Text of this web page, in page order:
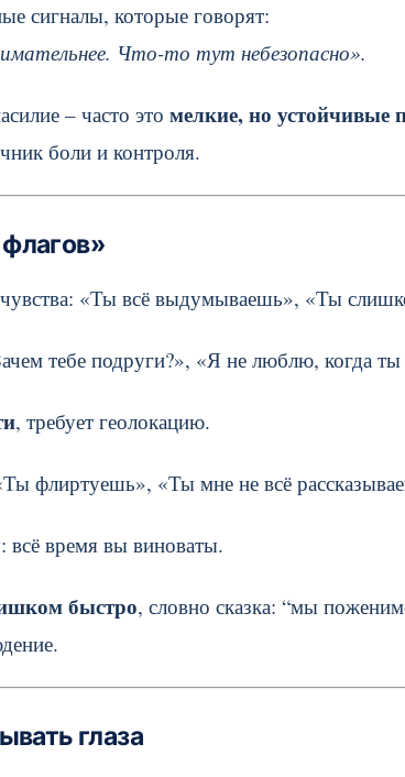
сигналы, которые говорят:
Что-то тут небезопасно».
– часто это мелкие, но устойчивые
боли и контроля.
«Ты всё выдумываешь», «Ты
тебе подруги?», «Я не люблю, когда
, требует геолокацию.
флиртуешь», «Ты мне не всё
: всё время вы виноваты.
быстро, словно сказка: “мы
глаза